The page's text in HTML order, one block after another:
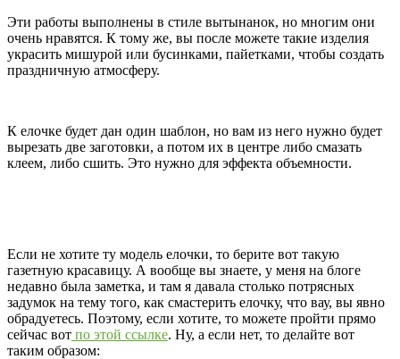
Эти работы выполнены в стиле вытынанок, но многим они
очень нравятся. К тому же, вы после можете такие изделия
украсить мишурой или бусинками, пайетками, чтобы создать
праздничную атмосферу.
К елочке будет дан один шаблон, но вам из него нужно будет
вырезать две заготовки, а потом их в центре либо смазать
клеем, либо сшить. Это нужно для эффекта объемности.
Если не хотите ту модель елочки, то берите вот такую
газетную красавицу. А вообще вы знаете, у меня на блоге
недавно была заметка, и там я давала столько потрясных
задумок на тему того, как смастерить елочку, что вау, вы явно
обрадуетесь. Поэтому, если хотите, то можете пройти прямо
сейчас вот по этой ссылке. Ну, а если нет, то делайте вот
таким образом: